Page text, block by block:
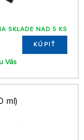
SKLADE NAD 5 KS
KÚPIŤ
Vás
ml)